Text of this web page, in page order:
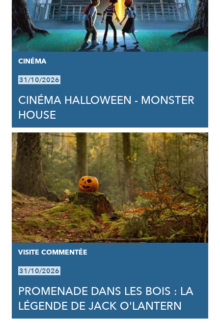
CINÉMA
31/10/2026
CINÉMA HALLOWEEN - MONSTER
HOUSE
VISITE COMMENTÉE
31/10/2026
PROMENADE DANS LES BOIS : LA
LÉGENDE DE JACK O'LANTERN